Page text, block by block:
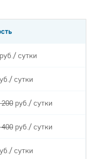
сутки
сутки
руб./ сутки
руб./ сутки
сутки